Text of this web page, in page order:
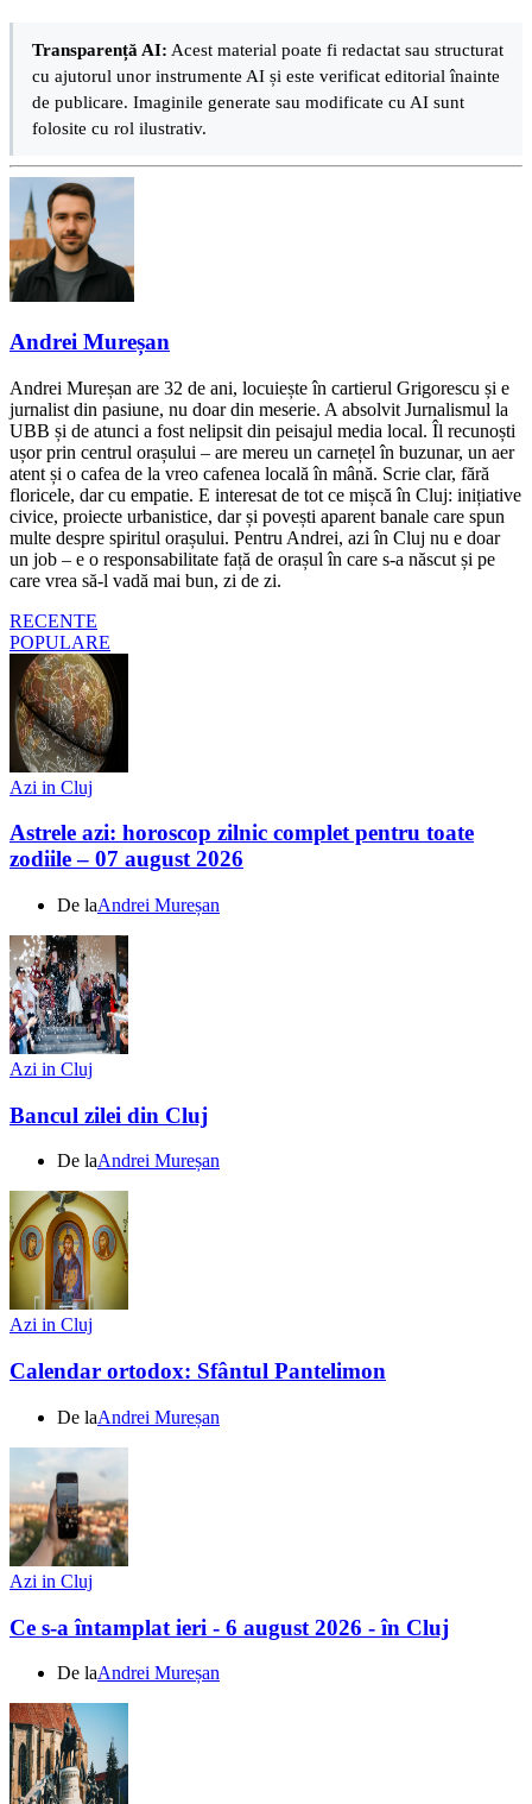
Transparență AI: Acest material poate fi redactat sau structurat
cu ajutorul unor instrumente AI și este verificat editorial înainte
de publicare. Imaginile generate sau modificate cu AI sunt
folosite cu rol ilustrativ.
Andrei Mureșan
Andrei Mureșan are 32 de ani, locuiește în cartierul Grigorescu și e
jurnalist din pasiune, nu doar din meserie. A absolvit Jurnalismul la
UBB și de atunci a fost nelipsit din peisajul media local. Îl recunoști
ușor prin centrul orașului – are mereu un carnețel în buzunar, un aer
atent și o cafea de la vreo cafenea locală în mână. Scrie clar, fără
floricele, dar cu empatie. E interesat de tot ce mișcă în Cluj: inițiative
civice, proiecte urbanistice, dar și povești aparent banale care spun
multe despre spiritul orașului. Pentru Andrei, azi în Cluj nu e doar
un job – e o responsabilitate față de orașul în care s-a născut și pe
care vrea să-l vadă mai bun, zi de zi.
RECENTE
POPULARE
Azi in Cluj
Astrele azi: horoscop zilnic complet pentru toate
zodiile – 07 august 2026
De laAndrei Mureșan
Azi in Cluj
Bancul zilei din Cluj
De laAndrei Mureșan
Azi in Cluj
Calendar ortodox: Sfântul Pantelimon
De laAndrei Mureșan
Azi in Cluj
Ce s-a întamplat ieri - 6 august 2026 - în Cluj
De laAndrei Mureșan